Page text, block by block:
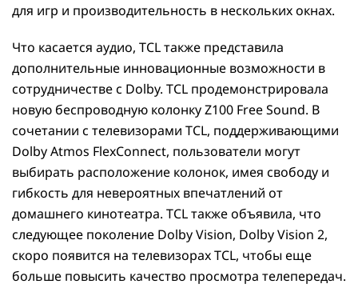
для игр и производительность в нескольких окнах.
Что касается аудио, TCL также представила
дополнительные инновационные возможности в
сотрудничестве с Dolby. TCL продемонстрировала
новую беспроводную колонку Z100 Free Sound. В
сочетании с телевизорами TCL, поддерживающими
Dolby Atmos FlexConnect, пользователи могут
выбирать расположение колонок, имея свободу и
гибкость для невероятных впечатлений от
домашнего кинотеатра. TCL также объявила, что
следующее поколение Dolby Vision, Dolby Vision 2,
скоро появится на телевизорах TCL, чтобы еще
больше повысить качество просмотра телепередач.